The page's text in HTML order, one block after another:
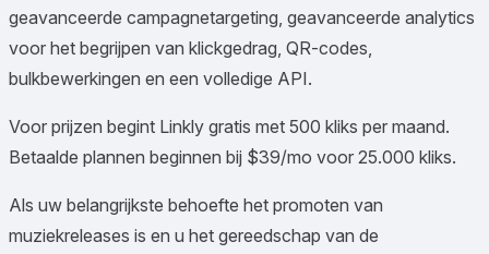
geavanceerde campagnetargeting, geavanceerde analytics
voor het begrijpen van klickgedrag, QR-codes,
bulkbewerkingen en een volledige API.
Voor prijzen begint Linkly gratis met 500 kliks per maand.
Betaalde plannen beginnen bij $39/mo voor 25.000 kliks.
Als uw belangrijkste behoefte het promoten van
muziekreleases is en u het gereedschap van de